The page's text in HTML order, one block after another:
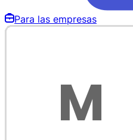
Para las empresas